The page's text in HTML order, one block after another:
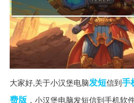
大家好,关于小汉堡电脑发短信到手
费版 ，小汉堡电脑发短信到手机软